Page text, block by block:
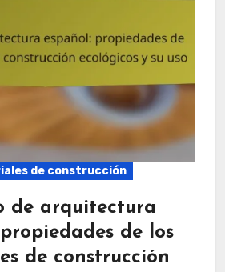
de construcción
de arquitectura
de los
de construcción